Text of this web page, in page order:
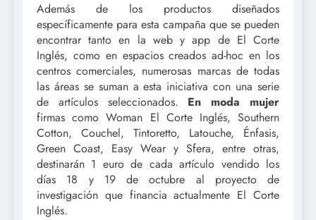
Además de los productos diseñados
específicamente para esta campaña que se pueden
encontrar tanto en la web y app de El Corte
Inglés, como en espacios creados ad-hoc en los
centros comerciales, numerosas marcas de todas
las áreas se suman a esta iniciativa con una serie
de artículos seleccionados. En moda mujer
firmas como Woman El Corte Inglés, Southern
Cotton, Couchel, Tintoretto, Latouche, Énfasis,
Green Coast, Easy Wear y Sfera, entre otras,
destinarán 1 euro de cada artículo vendido los
días 18 y 19 de octubre al proyecto de
investigación que financia actualmente El Corte
Inglés.